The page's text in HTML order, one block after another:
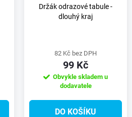
Držák odrazové tabule -
dlouhý kraj
82 Kč bez DPH
99 Kč
Obvykle skladem u
dodavatele
DO KOŠÍKU